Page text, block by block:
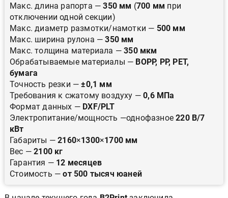
Макс. длина рапорта —350 мм (700 мм при
отключении одной секции)
Макс. диаметр размотки/намотки — 500 мм
Макс. ширина рулона — 350 мм
Макс. толщина материала — 350 мкм
Обрабатываемые материалы — BOPP, PP, PET,
бумага
Точность резки —±0,1 мм
Требования к сжатому воздуху —0,6 МПа
Формат данных — DXF/PLT
Электропитание/мощность —однофазное220 В/7
кВт
Габариты —2160×1300×1700 мм
Вес —2100 кг
Гарантия — 12 месяцев
Стоимость —от 500 тысяч юаней